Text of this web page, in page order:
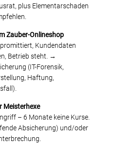
plus Elementarschaden
Zauber-Onlineshop
Kundendaten
Betrieb steht. →
(IT-Forensik,
Haftung,
Meisterhexe
– 6 Monate keine Kurse.
Absicherung) und/oder